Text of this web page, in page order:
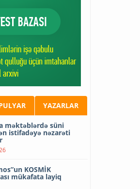
YAZARLAR
məktəblərdə süni
istifadəyə nəzarəti
KOSMİK
mükafata layiq